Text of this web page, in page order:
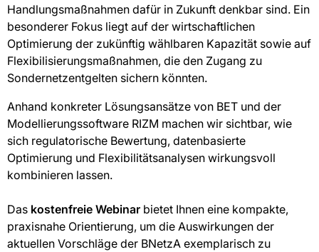
Handlungsmaßnahmen dafür in Zukunft denkbar sind. Ein
besonderer Fokus liegt auf der wirtschaftlichen
Optimierung der zukünftig wählbaren Kapazität sowie auf
Flexibilisierungsmaßnahmen, die den Zugang zu
Sondernetzentgelten sichern könnten.
Anhand konkreter Lösungsansätze von BET und der
Modellierungssoftware RIZM machen wir sichtbar, wie
sich regulatorische Bewertung, datenbasierte
Optimierung und Flexibilitätsanalysen wirkungsvoll
kombinieren lassen.
Das kostenfreie Webinar bietet Ihnen eine kompakte,
praxisnahe Orientierung, um die Auswirkungen der
aktuellen Vorschläge der BNetzA exemplarisch zu